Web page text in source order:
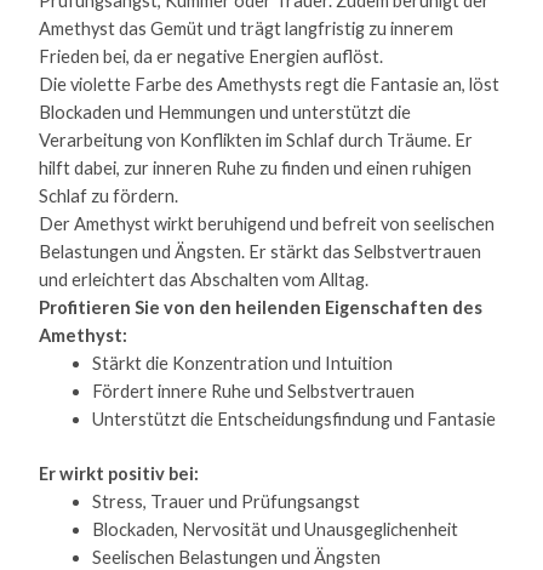
Amethyst das Gemüt und trägt langfristig zu innerem
Frieden bei, da er negative Energien auflöst.
Die violette Farbe des Amethysts regt die Fantasie an, löst
Blockaden und Hemmungen und unterstützt die
Verarbeitung von Konflikten im Schlaf durch Träume. Er
hilft dabei, zur inneren Ruhe zu finden und einen ruhigen
Schlaf zu fördern.
Der Amethyst wirkt beruhigend und befreit von seelischen
Belastungen und Ängsten. Er stärkt das Selbstvertrauen
und erleichtert das Abschalten vom Alltag.
Profitieren Sie von den heilenden Eigenschaften des
Amethyst:
Stärkt die Konzentration und Intuition
Fördert innere Ruhe und Selbstvertrauen
Unterstützt die Entscheidungsfindung und Fantasie
Er wirkt positiv bei:
Stress, Trauer und Prüfungsangst
Blockaden, Nervosität und Unausgeglichenheit
Seelischen Belastungen und Ängsten